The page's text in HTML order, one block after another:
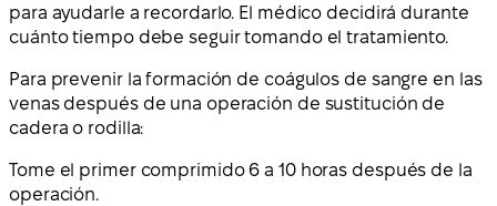
para ayudarle a recordarlo. El médico decidirá durante
cuánto tiempo debe seguir tomando el tratamiento.
Para prevenir la formación de coágulos de sangre en las
venas después de una operación de sustitución de
cadera o rodilla:
Tome el primer comprimido 6 a 10 horas después de la
operación.